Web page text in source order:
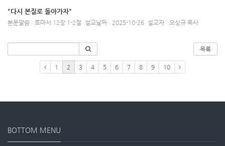
"다시 본질로 돌아가자"
본문말씀 : 로마서 12장 1-2절 설교날짜 : 2025-10-26 설교자 : 오상규 목사
목록
1 2 3 4 5 6 7 8 9 10
BOTTOM MENU